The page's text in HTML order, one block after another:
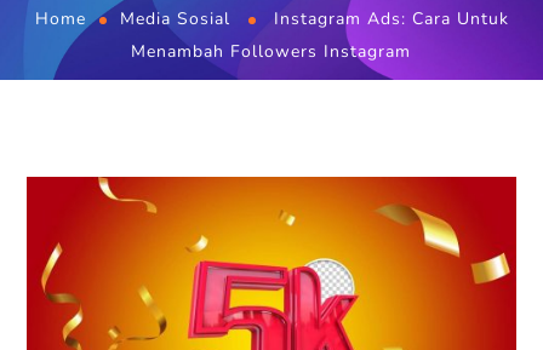
Home Media Sosial
Instagram Ads: Cara Untuk
Menambah Followers Instagram